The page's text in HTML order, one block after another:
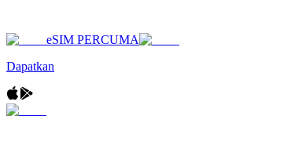
eSIM PERCUMA
Dapatkan